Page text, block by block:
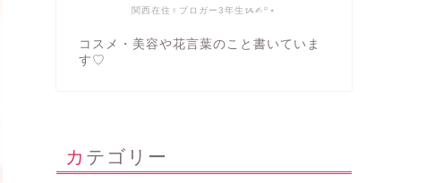
関西在住♀ブロガー3年生ᝰ✍︎꙳⋆
コスメ・美容や花言葉のこと書いていま
す♡
カテゴリー